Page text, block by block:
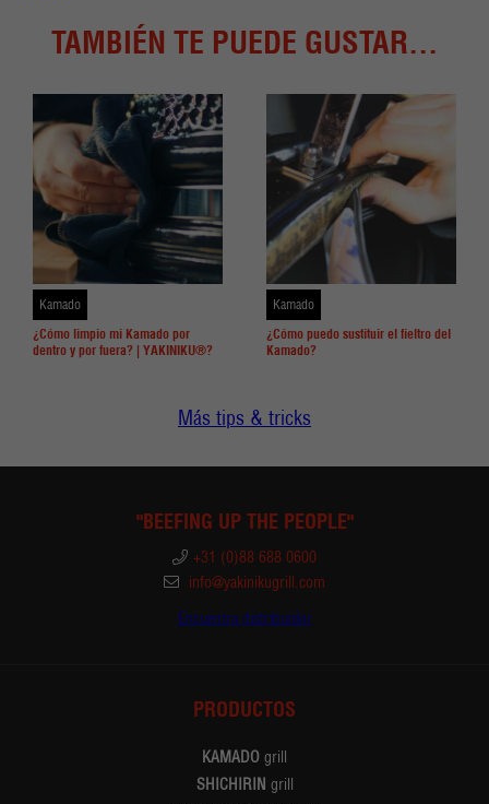
TAMBIÉN TE PUEDE GUSTAR...
Kamado
¿Cómo limpio mi Kamado por
dentro y por fuera? | YAKINIKU®?
Kamado
¿Cómo puedo sustituir el fieltro del
Kamado?
Más tips & tricks
"BEEFING UP THE PEOPLE"
+31 (0)88 688 0600
info@yakinikugrill.com
Encuentra distribuidor
PRODUCTOS
KAMADO grill
SHICHIRIN grill